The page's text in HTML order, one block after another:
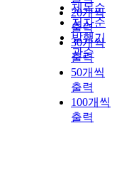
제목순
저자순
발행기
관순
20개씩
출력
30개씩
출력
50개씩
출력
100개씩
출력